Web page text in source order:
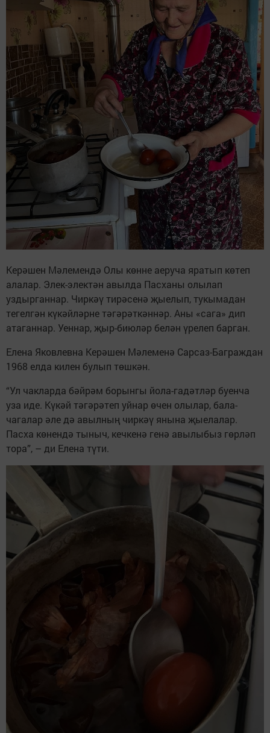
Керәшен Мәлемендә Олы көнне аеруча яратып көтеп
алалар. Элек-электән авылда Пасханы олылап
уздырганнар. Чиркәү тирәсенә җыелып, тукымадан
тегелгән күкәйләрне тәгәрәткәннәр. Аны «сага» дип
атаганнар. Уеннар, җыр-биюләр белән үрелеп барган.
Елена Яковлевна Керәшен Мәлеменә Сарсаз-Баграждан
1968 елда килен булып төшкән.
“Ул чакларда бәйрәм борынгы йола-гадәтләр буенча
уза иде. Күкәй тәгәрәтеп уйнар өчен олылар, бала-
чагалар әле дә авылның чиркәү янына җыелалар.
Пасха көнендә тыныч, кечкенә генә авылыбыз гөрләп
тора”, – ди Елена түти.